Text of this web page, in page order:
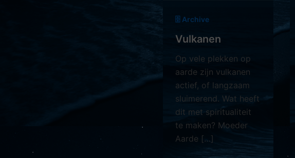
🗄️ Archive
Vulkanen
Op vele plekken op
aarde zijn vulkanen
actief, of langzaam
sluimerend. Wat heeft
dit met spiritualiteit
te maken? Moeder
Aarde […]